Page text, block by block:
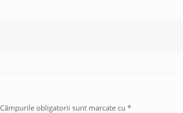
Câmpurile obligatorii sunt marcate cu *